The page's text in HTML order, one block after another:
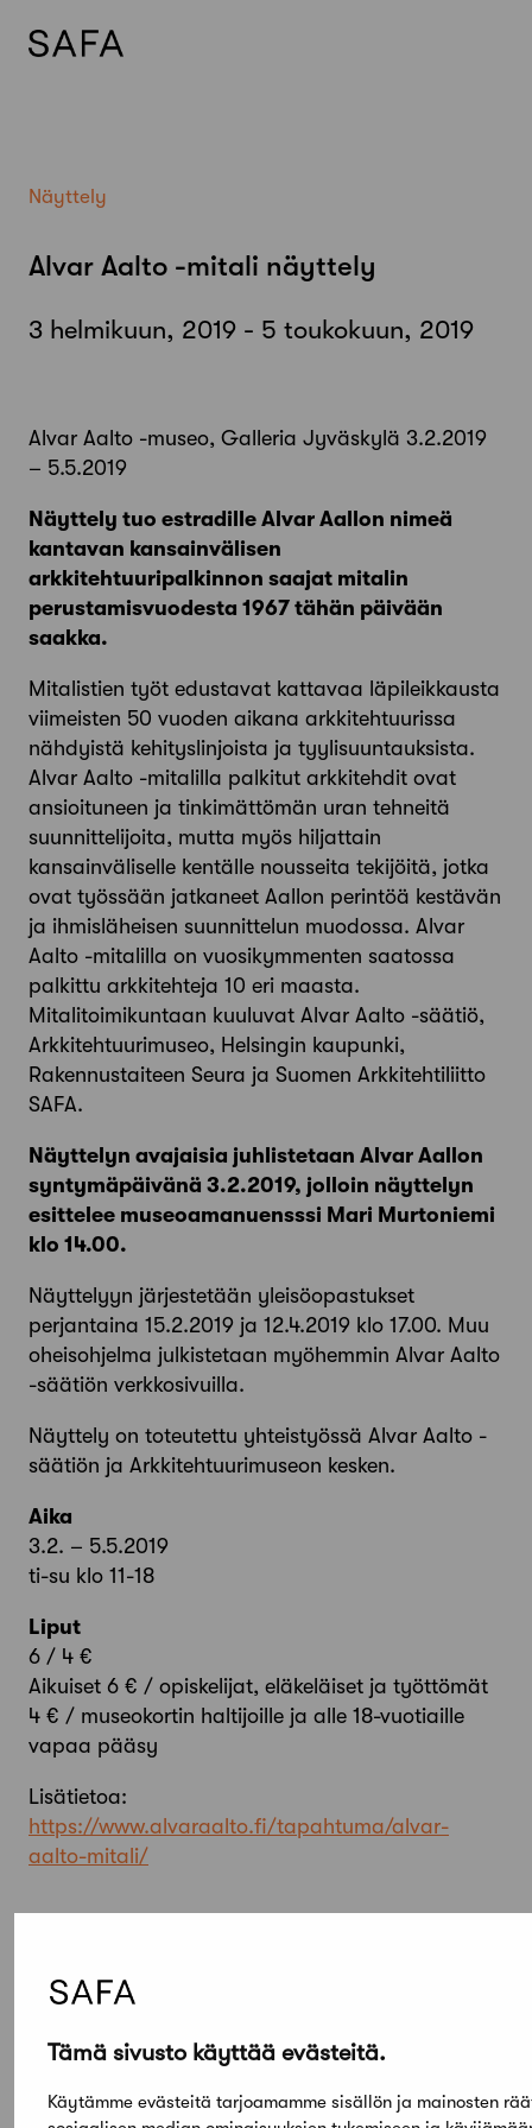
Tämä sivusto käyttää evästeitä.
Käytämme evästeitä tarjoamamme sisällön ja mainosten
Näyttely
Alvar Aalto -mitali näyttely
3 helmikuun, 2019 - 5 toukokuun, 2019
Alvar Aalto -museo, Galleria Jyväskylä 3.2.2019
– 5.5.2019
Näyttely tuo estradille Alvar Aallon nimeä
kantavan kansainvälisen
arkkitehtuuripalkinnon saajat mitalin
perustamisvuodesta 1967 tähän päivään
saakka.
Mitalistien työt edustavat kattavaa läpileikkausta
viimeisten 50 vuoden aikana arkkitehtuurissa
nähdyistä kehityslinjoista ja tyylisuuntauksista.
Alvar Aalto -mitalilla palkitut arkkitehdit ovat
ansioituneen ja tinkimättömän uran tehneitä
suunnittelijoita, mutta myös hiljattain
kansainväliselle kentälle nousseita tekijöitä, jotka
ovat työssään jatkaneet Aallon perintöä kestävän
ja ihmisläheisen suunnittelun muodossa. Alvar
Aalto -mitalilla on vuosikymmenten saatossa
palkittu arkkitehteja 10 eri maasta.
Mitalitoimikuntaan kuuluvat Alvar Aalto -säätiö,
Arkkitehtuurimuseo, Helsingin kaupunki,
Rakennustaiteen Seura ja Suomen Arkkitehtiliitto
SAFA.
Näyttelyn avajaisia juhlistetaan Alvar Aallon
syntymäpäivänä 3.2.2019, jolloin näyttelyn
esittelee museoamanuensssi Mari Murtoniemi
klo 14.00.
Näyttelyyn järjestetään yleisöopastukset
perjantaina 15.2.2019 ja 12.4.2019 klo 17.00. Muu
oheisohjelma julkistetaan myöhemmin Alvar Aalto
-säätiön verkkosivuilla.
Näyttely on toteutettu yhteistyössä Alvar Aalto -
säätiön ja Arkkitehtuurimuseon kesken.
Aika
3.2. – 5.5.2019
ti-su klo 11-18
Liput
6 / 4 €
Aikuiset 6 € / opiskelijat, eläkeläiset ja työttömät
4 € / museokortin haltijoille ja alle 18-vuotiaille
vapaa pääsy
Lisätietoa:
https://www.alvaraalto.fi/tapahtuma/alvar-
aalto-mitali/